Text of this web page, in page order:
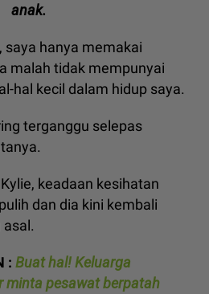
anak.
saya hanya memakai
malah tidak mempunyai
hal kecil dalam hidup saya.
terganggu selepas
keadaan kesihatan
dan dia kini kembali
: Buat hal! Keluarga
minta pesawat berpatah